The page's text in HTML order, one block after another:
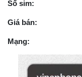
Số sim:
Giá bán:
Mạng: